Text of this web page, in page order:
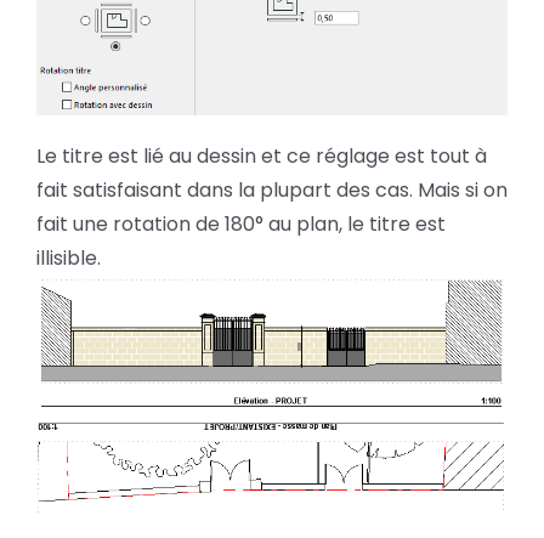
Le titre est lié au dessin et ce réglage est tout à
fait satisfaisant dans la plupart des cas. Mais si on
fait une rotation de 180° au plan, le titre est
illisible.